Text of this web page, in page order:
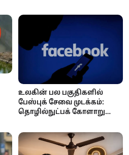
வைக்கும் கணக்குகள்!
உலகின் பல பகுதிகளில்
பேஸ்புக் சேவை முடக்கம்:
தொழில்நுட்பக் கோளாறு
அதிகாரப்பூர்வ தகவல்!